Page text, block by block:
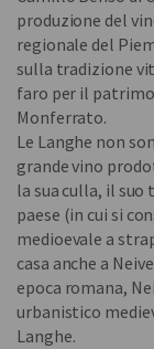
produzione del
regionale del
sulla tradizione
faro per il
Monferrato.
Le Langhe non
grande vino
la sua culla, il
paese (in cui si
medioevale a
casa anche a
epoca romana,
urbanistico
Langhe.